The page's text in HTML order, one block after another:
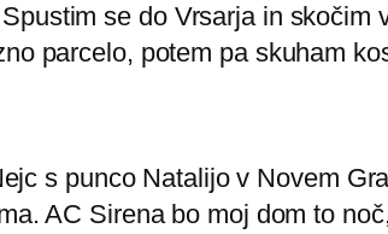
se do Vrsarja in
parcelo, potem pa skuham
s punco Natalijo v Novem
AC Sirena bo moj dom to